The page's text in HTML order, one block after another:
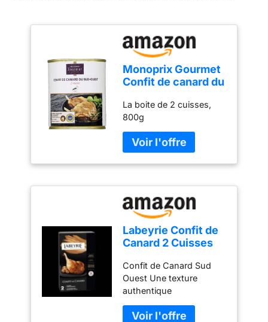
Monoprix Gourmet
Confit de canard du
boite de 2 cuisses,
800g
La boite de 2 cuisses,
800g
Labeyrie Confit de
Canard 2 Cuisses
Confit de Canard Sud
Ouest Une texture
authentique